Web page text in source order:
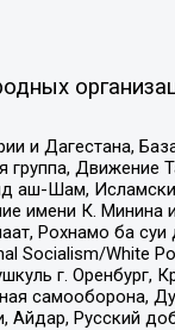
и Дагестана,
Движение
аш-Шам,
имени К. Минина
Рохнамо ба суи
White
г. Оренбург,
самооборона,
Русский